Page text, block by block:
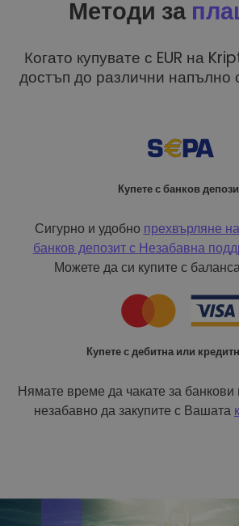
Методи за
Когато купувате с EUR на
достъп до различни напълно
Купете с банков
Сигурно и удобно прехвърляне
банков депозит с Незабавна
Можете да си купите с
Купете с дебитна или
Нямате време да чакате за
незабавно да закупите с Вашата